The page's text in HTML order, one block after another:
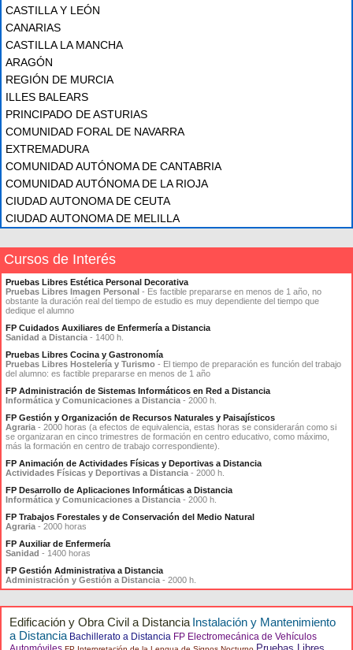
CASTILLA Y LEÓN
CANARIAS
CASTILLA LA MANCHA
ARAGÓN
REGIÓN DE MURCIA
ILLES BALEARS
PRINCIPADO DE ASTURIAS
COMUNIDAD FORAL DE NAVARRA
EXTREMADURA
COMUNIDAD AUTÓNOMA DE CANTABRIA
COMUNIDAD AUTÓNOMA DE LA RIOJA
CIUDAD AUTONOMA DE CEUTA
CIUDAD AUTONOMA DE MELILLA
Cursos de Interés
Pruebas Libres Estética Personal Decorativa
Pruebas Libres Imagen Personal - Es factible prepararse en menos de 1 año, no
obstante la duración real del tiempo de estudio es muy dependiente del tiempo que
dedique el alumno
FP Cuidados Auxiliares de Enfermería a Distancia
Sanidad a Distancia - 1400 h.
Pruebas Libres Cocina y Gastronomía
Pruebas Libres Hostelería y Turismo - El tiempo de preparación es función del trabajo
del alumno: es factible prepararse en menos de 1 año
FP Administración de Sistemas Informáticos en Red a Distancia
Informática y Comunicaciones a Distancia - 2000 h.
FP Gestión y Organización de Recursos Naturales y Paisajísticos
Agraria - 2000 horas (a efectos de equivalencia, estas horas se considerarán como si
se organizaran en cinco trimestres de formación en centro educativo, como máximo,
más la formación en centro de trabajo correspondiente).
FP Animación de Actividades Físicas y Deportivas a Distancia
Actividades Físicas y Deportivas a Distancia - 2000 h.
FP Desarrollo de Aplicaciones Informáticas a Distancia
Informática y Comunicaciones a Distancia - 2000 h.
FP Trabajos Forestales y de Conservación del Medio Natural
Agraria - 2000 horas
FP Auxiliar de Enfermería
Sanidad - 1400 horas
FP Gestión Administrativa a Distancia
Administración y Gestión a Distancia - 2000 h.
Edificación y Obra Civil a Distancia Instalación y Mantenimiento
a Distancia Bachillerato a Distancia FP Electromecánica de Vehículos